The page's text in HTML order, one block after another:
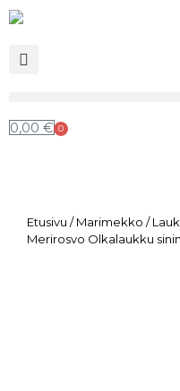
0,00 € 0
Etusivu /Marimekko /
Merirosvo Olkalaukku